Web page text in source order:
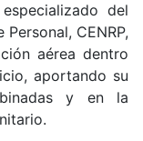
del
CENRP,
aérea dentro
aportando su
y en la